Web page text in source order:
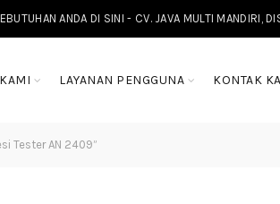
ANDA DI SINI - CV. JAVA MULTI MANDIRI,
LAYANAN PENGGUNA KONTAK
Tester AN 2409”